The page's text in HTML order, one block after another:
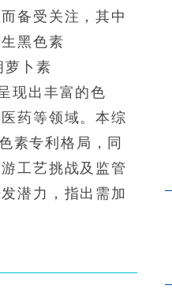
备受关注，其中
黑色素
卜素
现出丰富的色
药等领域。本综
素专利格局，同
工艺挑战及监管
潜力，指出需加